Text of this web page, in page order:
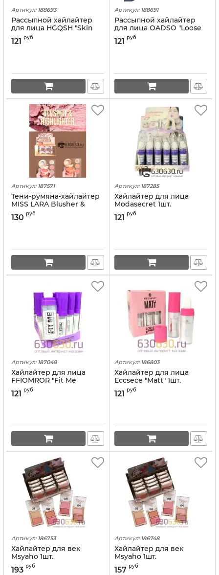
Артикул: 188693
Рассыпной хайлайтер
для лица HGQSH "Skin
Shimmer" 1шт.
121 руб
Артикул: 188691
Рассыпной хайлайтер
для лица OADSO "Loose
Eyeshadow" 1шт.
121 руб
Артикул: 187571
Тени-румяна-хайлайтер
MISS LARA Blusher &
Highlighter 3 в 1
130 руб
Артикул: 187285
Хайлайтер для лица
Modasecret 1шт.
121 руб
Артикул: 187048
Хайлайтер для лица
FFIOMROR "Fit Me
Eyeshadow" 1шт.
121 руб
Артикул: 186803
Хайлайтер для лица
Eccsece "Matt" 1шт.
121 руб
Артикул: 186753
Хайлайтер для век
Msyaho 1шт.
193 руб
Артикул: 186748
Хайлайтер для век
Msyaho 1шт.
157 руб